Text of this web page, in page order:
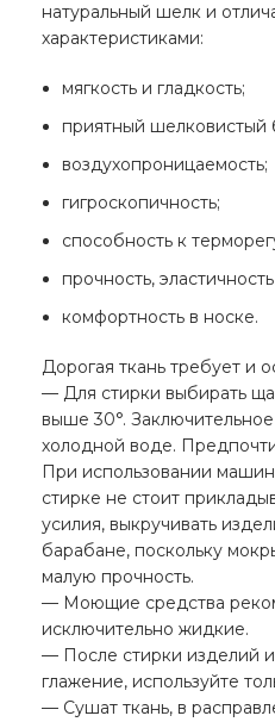
натуральный шелк и
характеристиками:
мягкость и гладкость;
приятный шелковистый
воздухопроницаемость;
гигроскопичность;
способность к
прочность,
комфортность в носке.
Дорогая ткань требует и
— Для стирки выбирать
выше 30°.
холодной воде.
При использовании
стирке не стоит
усилия, выкручивать
барабане, поскольку
малую прочность.
— Моющие средства
исключительно жидкие.
— После стирки изделий
глажение, используйте
— Сушат ткань, в